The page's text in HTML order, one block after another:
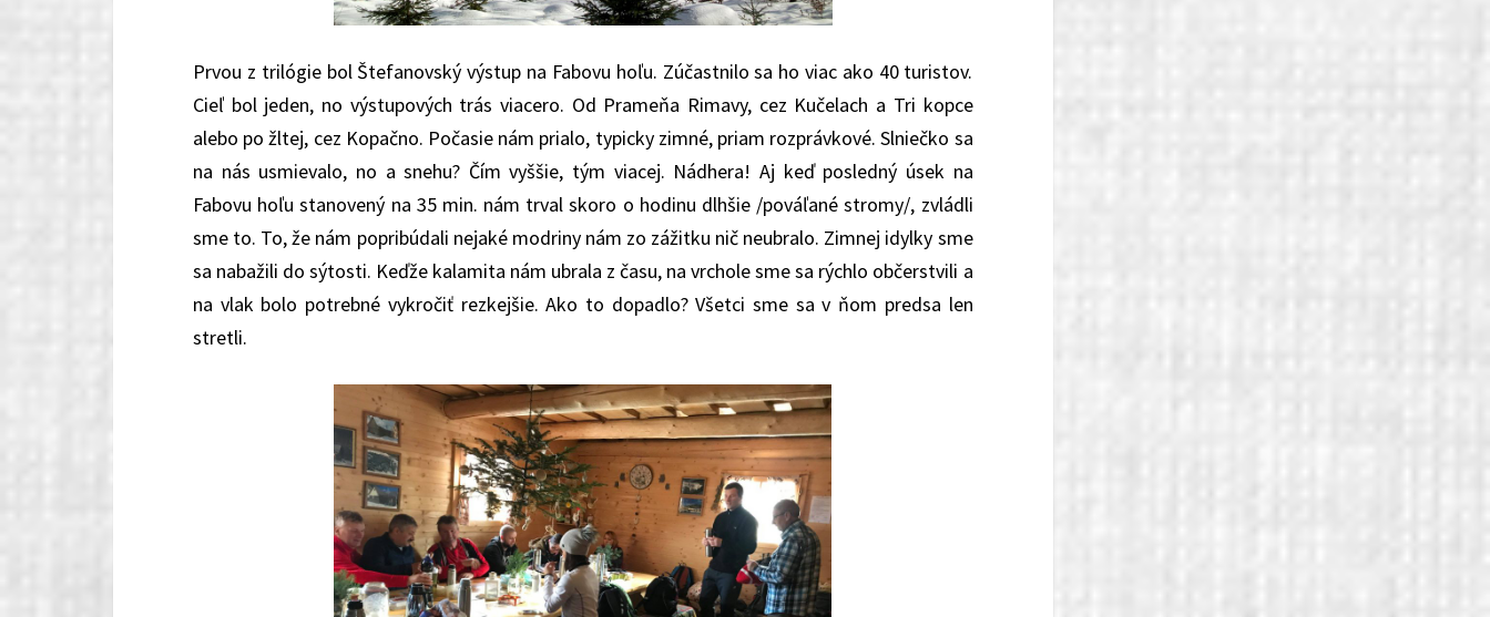
Prvou z trilógie bol Štefanovský výstup na Fabovu hoľu. Zúčastnilo sa ho viac ako 40 turistov.
Cieľ bol jeden, no výstupových trás viacero. Od Prameňa Rimavy, cez Kučelach a Tri kopce
alebo po žltej, cez Kopačno. Počasie nám prialo, typicky zimné, priam rozprávkové. Slniečko sa
na nás usmievalo, no a snehu? Čím vyššie, tým viacej. Nádhera! Aj keď posledný úsek na
Fabovu hoľu stanovený na 35 min. nám trval skoro o hodinu dlhšie /pováľané stromy/, zvládli
sme to. To, že nám popribúdali nejaké modriny nám zo zážitku nič neubralo. Zimnej idylky sme
sa nabažili do sýtosti. Keďže kalamita nám ubrala z času, na vrchole sme sa rýchlo občerstvili a
na vlak bolo potrebné vykročiť rezkejšie. Ako to dopadlo? Všetci sme sa v ňom predsa len
stretli.